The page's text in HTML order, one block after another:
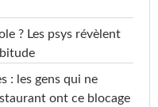
? Les psys révèlent
: les gens qui ne
ont ce blocage